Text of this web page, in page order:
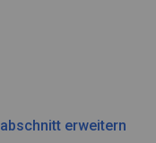
abschnitt erweitern